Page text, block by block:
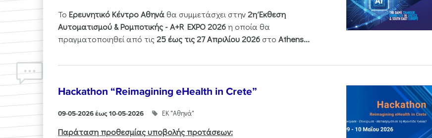
Το Ερευνητικό Κέντρο Αθηνάθα συμμετάσχει στην2η Έκθεση
Αυτοματισμού & Ρομποτικής - Α+R EXPO 2026η οποία θα
πραγματοποιηθεί από τις25 έως τις 27 Απριλίου 2026 στο Athens...
Hackathon “Reimagining eHealth in Crete”
09-05-2026 έως 10-05-2026 ΕΚ "Αθηνά"
Παράταση προθεσμίας υποβολής προτάσεων: